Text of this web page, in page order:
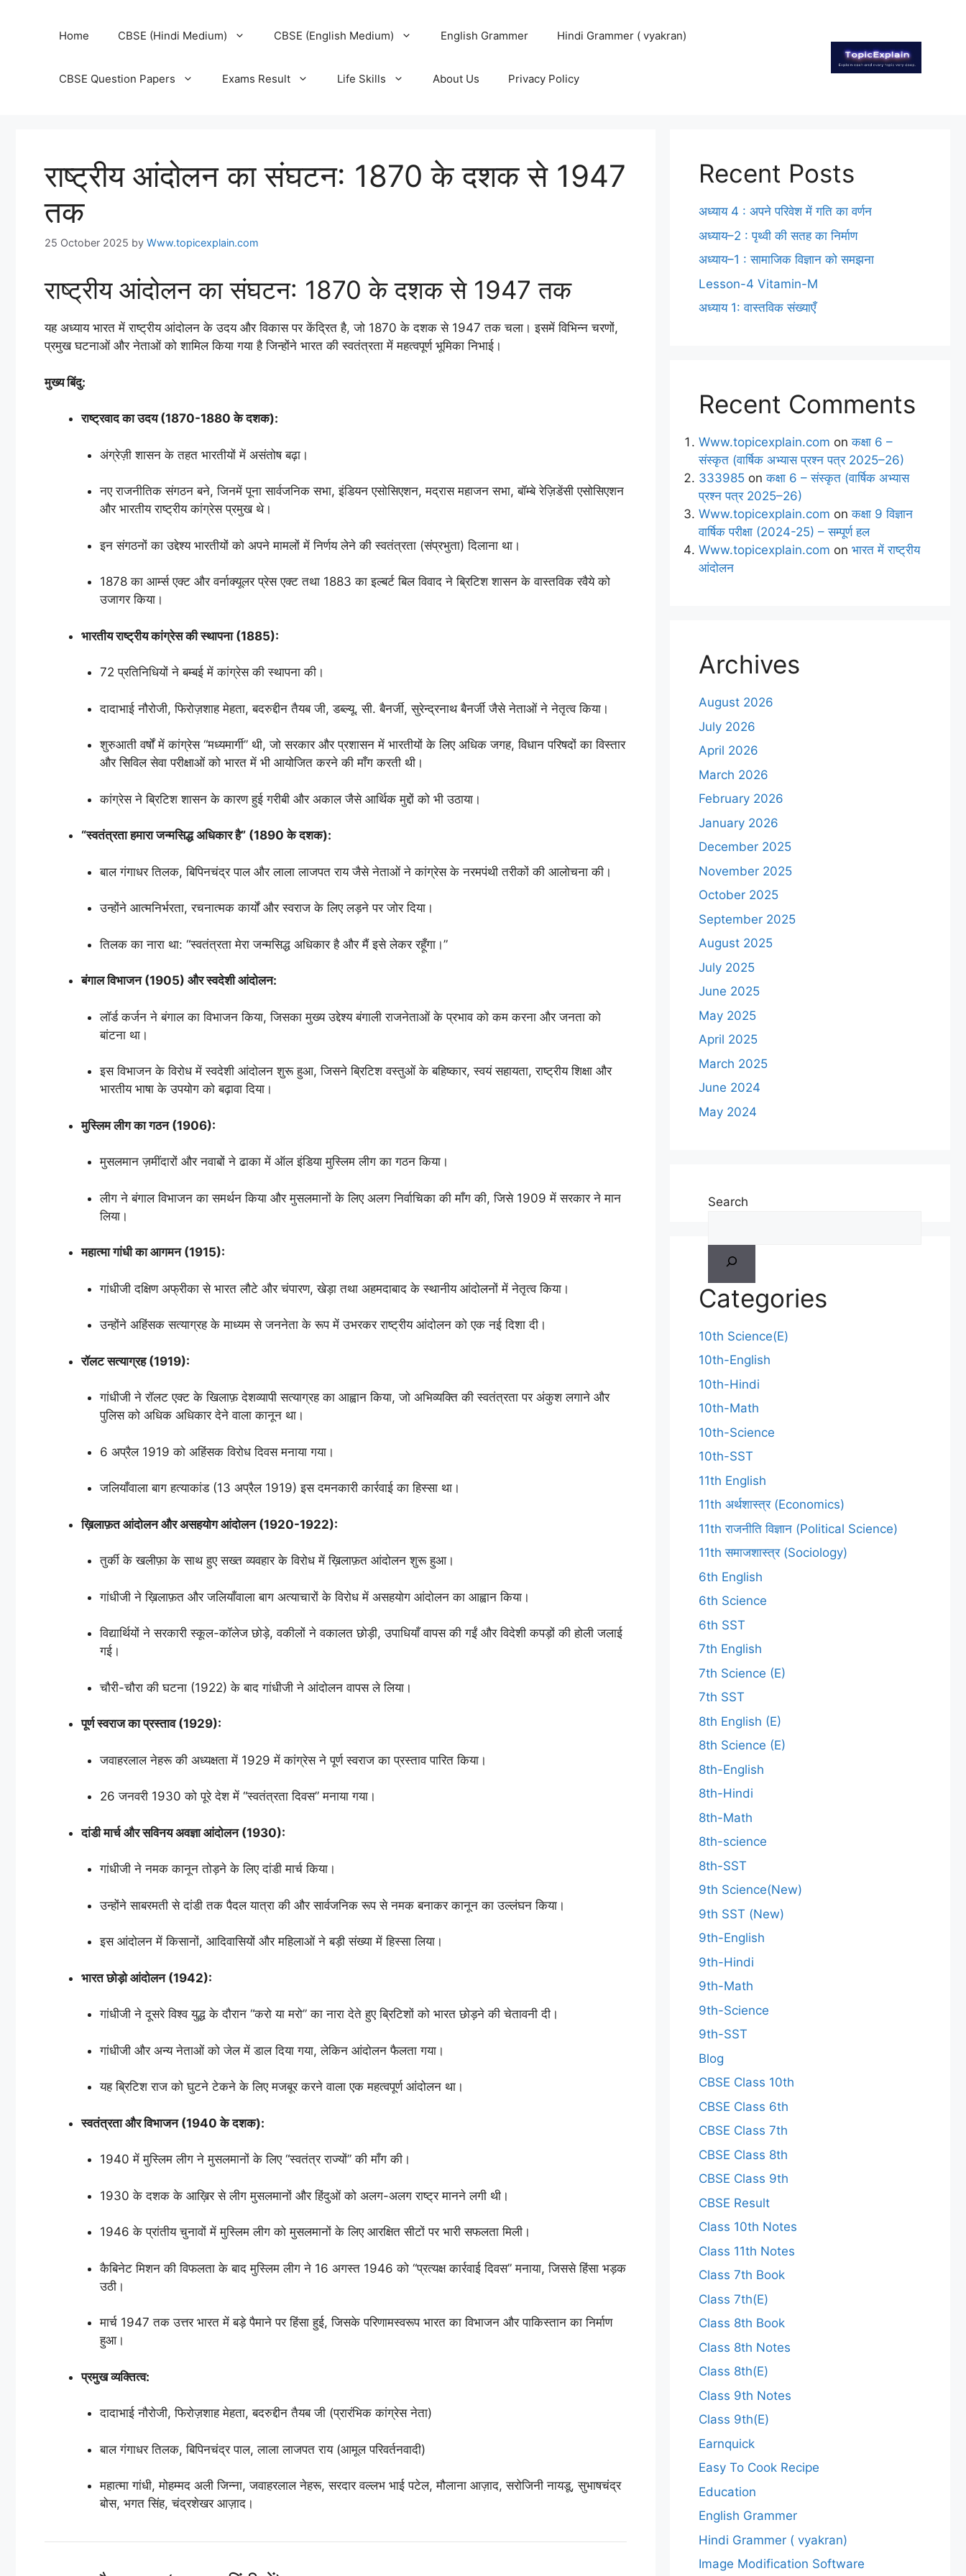
Home CBSE (Hindi Medium) CBSE (English Medium) English Grammer Hindi Grammer ( vyakran)
CBSE Question Papers Exams Result Life Skills About Us Privacy Policy
राष्ट्रीय आंदोलन का संघटन: 1870 के दशक से 1947
तक
25 October 2025 by Www.topicexplain.com
राष्ट्रीय आंदोलन का संघटन: 1870 के दशक से 1947 तक
यह अध्याय भारत में राष्ट्रीय आंदोलन के उदय और विकास पर केंद्रित है, जो 1870 के दशक से 1947 तक चला। इसमें विभिन्न चरणों,
प्रमुख घटनाओं और नेताओं को शामिल किया गया है जिन्होंने भारत की स्वतंत्रता में महत्वपूर्ण भूमिका निभाई।
मुख्य बिंदु:
राष्ट्रवाद का उदय (1870-1880 के दशक):
अंग्रेज़ी शासन के तहत भारतीयों में असंतोष बढ़ा।
नए राजनीतिक संगठन बने, जिनमें पूना सार्वजनिक सभा, इंडियन एसोसिएशन, मद्रास महाजन सभा, बॉम्बे रेज़िडेंसी एसोसिएशन
और भारतीय राष्ट्रीय कांग्रेस प्रमुख थे।
इन संगठनों का उद्देश्य भारतीयों को अपने मामलों में निर्णय लेने की स्वतंत्रता (संप्रभुता) दिलाना था।
1878 का आर्म्स एक्ट और वर्नाक्यूलर प्रेस एक्ट तथा 1883 का इल्बर्ट बिल विवाद ने ब्रिटिश शासन के वास्तविक रवैये को
उजागर किया।
भारतीय राष्ट्रीय कांग्रेस की स्थापना (1885):
72 प्रतिनिधियों ने बम्बई में कांग्रेस की स्थापना की।
दादाभाई नौरोजी, फिरोज़शाह मेहता, बदरुद्दीन तैयब जी, डब्ल्यू. सी. बैनर्जी, सुरेन्द्रनाथ बैनर्जी जैसे नेताओं ने नेतृत्व किया।
शुरुआती वर्षों में कांग्रेस “मध्यमार्गी” थी, जो सरकार और प्रशासन में भारतीयों के लिए अधिक जगह, विधान परिषदों का विस्तार
और सिविल सेवा परीक्षाओं को भारत में भी आयोजित करने की माँग करती थी।
कांग्रेस ने ब्रिटिश शासन के कारण हुई गरीबी और अकाल जैसे आर्थिक मुद्दों को भी उठाया।
“स्वतंत्रता हमारा जन्मसिद्ध अधिकार है” (1890 के दशक):
बाल गंगाधर तिलक, बिपिनचंद्र पाल और लाला लाजपत राय जैसे नेताओं ने कांग्रेस के नरमपंथी तरीकों की आलोचना की।
उन्होंने आत्मनिर्भरता, रचनात्मक कार्यों और स्वराज के लिए लड़ने पर जोर दिया।
तिलक का नारा था: “स्वतंत्रता मेरा जन्मसिद्ध अधिकार है और मैं इसे लेकर रहूँगा।”
बंगाल विभाजन (1905) और स्वदेशी आंदोलन:
लॉर्ड कर्जन ने बंगाल का विभाजन किया, जिसका मुख्य उद्देश्य बंगाली राजनेताओं के प्रभाव को कम करना और जनता को
बांटना था।
इस विभाजन के विरोध में स्वदेशी आंदोलन शुरू हुआ, जिसने ब्रिटिश वस्तुओं के बहिष्कार, स्वयं सहायता, राष्ट्रीय शिक्षा और
भारतीय भाषा के उपयोग को बढ़ावा दिया।
मुस्लिम लीग का गठन (1906):
मुसलमान ज़मींदारों और नवाबों ने ढाका में ऑल इंडिया मुस्लिम लीग का गठन किया।
लीग ने बंगाल विभाजन का समर्थन किया और मुसलमानों के लिए अलग निर्वाचिका की माँग की, जिसे 1909 में सरकार ने मान
लिया।
महात्मा गांधी का आगमन (1915):
गांधीजी दक्षिण अफ्रीका से भारत लौटे और चंपारण, खेड़ा तथा अहमदाबाद के स्थानीय आंदोलनों में नेतृत्व किया।
उन्होंने अहिंसक सत्याग्रह के माध्यम से जननेता के रूप में उभरकर राष्ट्रीय आंदोलन को एक नई दिशा दी।
रॉलट सत्याग्रह (1919):
गांधीजी ने रॉलट एक्ट के खिलाफ़ देशव्यापी सत्याग्रह का आह्वान किया, जो अभिव्यक्ति की स्वतंत्रता पर अंकुश लगाने और
पुलिस को अधिक अधिकार देने वाला कानून था।
6 अप्रैल 1919 को अहिंसक विरोध दिवस मनाया गया।
जलियाँवाला बाग हत्याकांड (13 अप्रैल 1919) इस दमनकारी कार्रवाई का हिस्सा था।
ख़िलाफ़त आंदोलन और असहयोग आंदोलन (1920-1922):
तुर्की के खलीफ़ा के साथ हुए सख्त व्यवहार के विरोध में ख़िलाफ़त आंदोलन शुरू हुआ।
गांधीजी ने ख़िलाफ़त और जलियाँवाला बाग अत्याचारों के विरोध में असहयोग आंदोलन का आह्वान किया।
विद्यार्थियों ने सरकारी स्कूल-कॉलेज छोड़े, वकीलों ने वकालत छोड़ी, उपाधियाँ वापस की गईं और विदेशी कपड़ों की होली जलाई
गई।
चौरी-चौरा की घटना (1922) के बाद गांधीजी ने आंदोलन वापस ले लिया।
पूर्ण स्वराज का प्रस्ताव (1929):
जवाहरलाल नेहरू की अध्यक्षता में 1929 में कांग्रेस ने पूर्ण स्वराज का प्रस्ताव पारित किया।
26 जनवरी 1930 को पूरे देश में “स्वतंत्रता दिवस” मनाया गया।
दांडी मार्च और सविनय अवज्ञा आंदोलन (1930):
गांधीजी ने नमक कानून तोड़ने के लिए दांडी मार्च किया।
उन्होंने साबरमती से दांडी तक पैदल यात्रा की और सार्वजनिक रूप से नमक बनाकर कानून का उल्लंघन किया।
इस आंदोलन में किसानों, आदिवासियों और महिलाओं ने बड़ी संख्या में हिस्सा लिया।
भारत छोड़ो आंदोलन (1942):
गांधीजी ने दूसरे विश्व युद्ध के दौरान “करो या मरो” का नारा देते हुए ब्रिटिशों को भारत छोड़ने की चेतावनी दी।
गांधीजी और अन्य नेताओं को जेल में डाल दिया गया, लेकिन आंदोलन फैलता गया।
यह ब्रिटिश राज को घुटने टेकने के लिए मजबूर करने वाला एक महत्वपूर्ण आंदोलन था।
स्वतंत्रता और विभाजन (1940 के दशक):
1940 में मुस्लिम लीग ने मुसलमानों के लिए “स्वतंत्र राज्यों” की माँग की।
1930 के दशक के आख़िर से लीग मुसलमानों और हिंदुओं को अलग-अलग राष्ट्र मानने लगी थी।
1946 के प्रांतीय चुनावों में मुस्लिम लीग को मुसलमानों के लिए आरक्षित सीटों पर भारी सफलता मिली।
कैबिनेट मिशन की विफलता के बाद मुस्लिम लीग ने 16 अगस्त 1946 को “प्रत्यक्ष कार्रवाई दिवस” मनाया, जिससे हिंसा भड़क
उठी।
मार्च 1947 तक उत्तर भारत में बड़े पैमाने पर हिंसा हुई, जिसके परिणामस्वरूप भारत का विभाजन और पाकिस्तान का निर्माण
हुआ।
प्रमुख व्यक्तित्व:
दादाभाई नौरोजी, फिरोज़शाह मेहता, बदरुद्दीन तैयब जी (प्रारंभिक कांग्रेस नेता)
बाल गंगाधर तिलक, बिपिनचंद्र पाल, लाला लाजपत राय (आमूल परिवर्तनवादी)
महात्मा गांधी, मोहम्मद अली जिन्ना, जवाहरलाल नेहरू, सरदार वल्लभ भाई पटेल, मौलाना आज़ाद, सरोजिनी नायडू, सुभाषचंद्र
बोस, भगत सिंह, चंद्रशेखर आज़ाद।
Recent Posts
अध्याय 4 : अपने परिवेश में गति का वर्णन
अध्याय–2 : पृथ्वी की सतह का निर्माण
अध्याय–1 : सामाजिक विज्ञान को समझना
Lesson-4 Vitamin-M
अध्याय 1: वास्तविक संख्याएँ
Recent Comments
Www.topicexplain.com onकक्षा 6 –
संस्कृत (वार्षिक अभ्यास प्रश्न पत्र 2025–26)
333985 onकक्षा 6 – संस्कृत (वार्षिक अभ्यास
प्रश्न पत्र 2025–26)
Www.topicexplain.com onकक्षा 9 विज्ञान
वार्षिक परीक्षा (2024-25) – सम्पूर्ण हल
Www.topicexplain.com on भारत में राष्ट्रीय
आंदोलन
Archives
August 2026
July 2026
April 2026
March 2026
February 2026
January 2026
December 2025
November 2025
October 2025
September 2025
August 2025
July 2025
June 2025
May 2025
April 2025
March 2025
June 2024
May 2024
Search
Categories
10th Science(E)
10th-English
10th-Hindi
10th-Math
10th-Science
10th-SST
11th English
11th अर्थशास्त्र (Economics)
11th राजनीति विज्ञान (Political Science)
11th समाजशास्त्र (Sociology)
6th English
6th Science
6th SST
7th English
7th Science (E)
7th SST
8th English (E)
8th Science (E)
8th-English
8th-Hindi
8th-Math
8th-science
8th-SST
9th Science(New)
9th SST (New)
9th-English
9th-Hindi
9th-Math
9th-Science
9th-SST
Blog
CBSE Class 10th
CBSE Class 6th
CBSE Class 7th
CBSE Class 8th
CBSE Class 9th
CBSE Result
Class 10th Notes
Class 11th Notes
Class 7th Book
Class 7th(E)
Class 8th Book
Class 8th Notes
Class 8th(E)
Class 9th Notes
Class 9th(E)
Earnquick
Easy To Cook Recipe
Education
English Grammer
Hindi Grammer ( vyakran)
Image Modification Software